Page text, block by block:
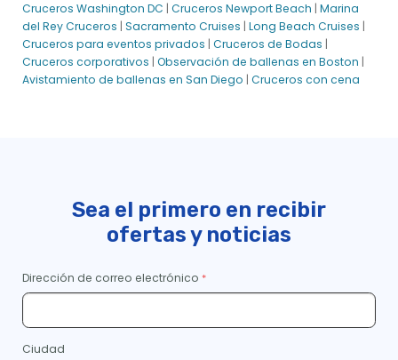
Cruceros Washington DC | Cruceros Newport Beach | Marina
del Rey Cruceros | Sacramento Cruises | Long Beach Cruises |
Cruceros para eventos privados | Cruceros de Bodas |
Cruceros corporativos | Observación de ballenas en Boston |
Avistamiento de ballenas en San Diego | Cruceros con cena
Sea el primero en recibir
ofertas y noticias
Dirección de correo electrónico
Ciudad